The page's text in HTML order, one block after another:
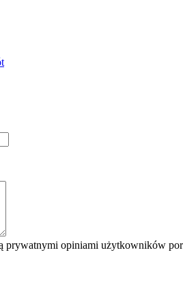
prywatnymi opiniami użytkowników